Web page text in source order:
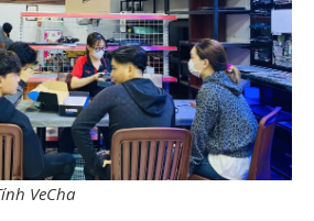
VeCha